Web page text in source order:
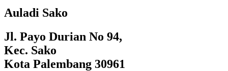
Auladi Sako
Jl. Payo Durian No 94,
Kec. Sako
Kota Palembang 30961